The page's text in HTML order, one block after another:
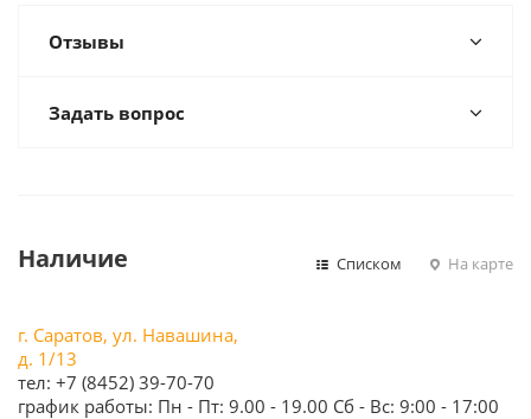
Отзывы
Задать вопрос
Наличие Списком На карте
г. Саратов, ул. Навашина,
д. 1/13
тел: +7 (8452) 39-70-70
график работы: Пн - Пт: 9.00 - 19.00 Сб - Вс: 9:00 - 17:00